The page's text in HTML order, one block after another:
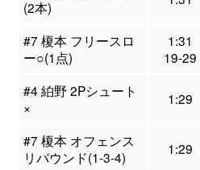
(2本)
#7 榎本 フリースロ
ー○(1点)
1:31
19-29
#4 絈野 2Pシュート
×
1:29
#7 榎本 オフェンス
リバウンド(1-3-4)
1:29